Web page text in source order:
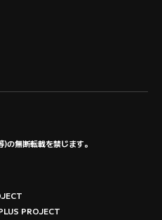
の無断転載を禁じます。
PROJECT